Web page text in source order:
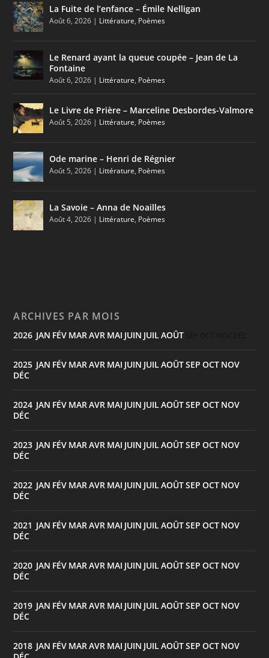
La Fuite de l’enfance – Émile Nelligan
Août 6, 2026 | Littérature, Poèmes
Le Renard ayant la queue coupée – Jean de La
Fontaine
Août 6, 2026 | Littérature, Poèmes
Le Livre de Prière – Marceline Desbordes-Valmore
Août 5, 2026 | Littérature, Poèmes
Ode marine – Henri de Régnier
Août 5, 2026 | Littérature, Poèmes
La Savoie – Anna de Noailles
Août 4, 2026 | Littérature, Poèmes
ARCHIVES PAR MOIS
2026 JAN FÉV MARAVR MAI JUIN JUILAOÛT
2025 JAN FÉV MARAVR MAI JUIN JUILAOÛTSEP OCT NOV
DÉC
2024 JAN FÉV MARAVR MAI JUIN JUILAOÛTSEP OCT NOV
DÉC
2023 JAN FÉV MARAVR MAI JUIN JUILAOÛTSEP OCT NOV
DÉC
2022 JAN FÉV MARAVR MAI JUIN JUILAOÛTSEP OCT NOV
DÉC
2021 JAN FÉV MARAVR MAI JUIN JUILAOÛTSEP OCT NOV
DÉC
2020 JAN FÉV MARAVR MAI JUIN JUILAOÛTSEP OCT NOV
DÉC
2019 JAN FÉV MARAVR MAI JUIN JUILAOÛTSEP OCT NOV
DÉC
2018 JAN FÉV MARAVR MAI JUIN JUILAOÛTSEP OCT NOV